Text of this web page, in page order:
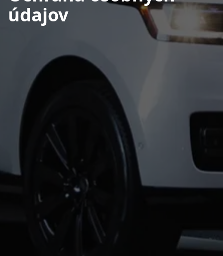
údajov